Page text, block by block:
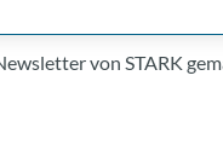
von STARK